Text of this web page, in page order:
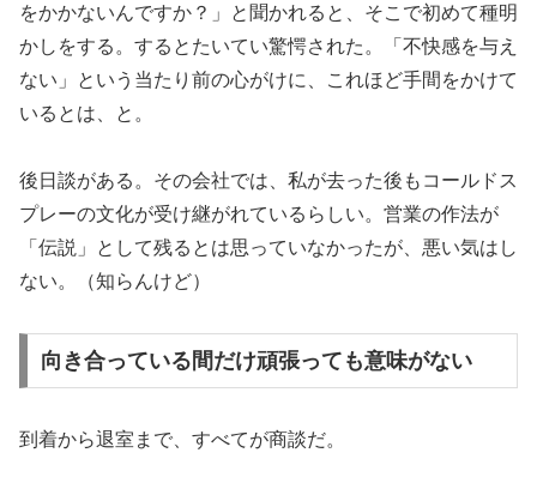
をかかないんですか？」と聞かれると、そこで初めて種明
かしをする。するとたいてい驚愕された。「不快感を与え
ない」という当たり前の心がけに、これほど手間をかけて
いるとは、と。
後日談がある。その会社では、私が去った後もコールドス
プレーの文化が受け継がれているらしい。営業の作法が
「伝説」として残るとは思っていなかったが、悪い気はし
ない。（知らんけど）
向き合っている間だけ頑張っても意味がない
到着から退室まで、すべてが商談だ。